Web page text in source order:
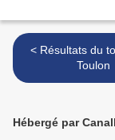
< Résultats du tournoi de
Toulon
Hébergé par